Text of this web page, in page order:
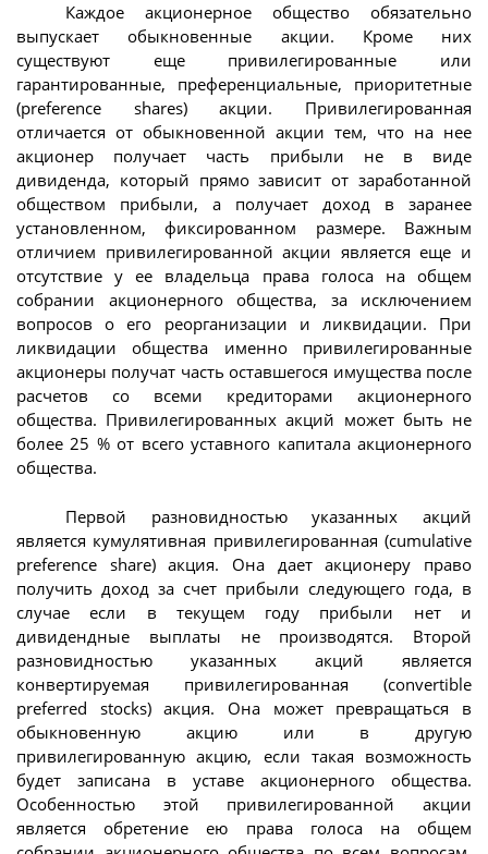
Каждое акционерное общество обязательно
выпускает обыкновенные акции. Кроме них
существуют еще привилегированные или
гарантированные, преференциальные, приоритетные
(preference shares) акции. Привилегированная
отличается от обыкновенной акции тем, что на нее
акционер получает часть прибыли не в виде
дивиденда, который прямо зависит от заработанной
обществом прибыли, а получает доход в заранее
установленном, фиксированном размере. Важным
отличием привилегированной акции является еще и
отсутствие у ее владельца права голоса на общем
собрании акционерного общества, за исключением
вопросов о его реорганизации и ликвидации. При
ликвидации общества именно привилегированные
акционеры получат часть оставшегося имущества после
расчетов со всеми кредиторами акционерного
общества. Привилегированных акций может быть не
более 25 % от всего уставного капитала акционерного
общества.
Первой разновидностью указанных акций
является кумулятивная привилегированная (cumulative
preference share) акция. Она дает акционеру право
получить доход за счет прибыли следующего года, в
случае если в текущем году прибыли нет и
дивидендные выплаты не производятся. Второй
разновидностью указанных акций является
конвертируемая привилегированная (convertible
preferred stocks) акция. Она может превращаться в
обыкновенную акцию или в другую
привилегированную акцию, если такая возможность
будет записана в уставе акционерного общества.
Особенностью этой привилегированной акции
является обретение ею права голоса на общем